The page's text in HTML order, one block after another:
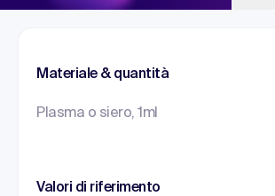
Materiale & quantità
Plasma o siero, 1ml
Valori di riferimento